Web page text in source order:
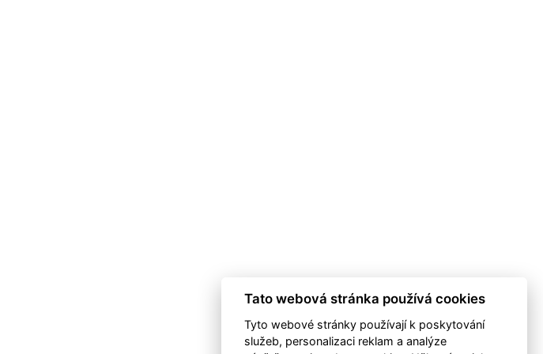
Tato webová stránka používá cookies
Tyto webové stránky používají k poskytování
služeb, personalizaci reklam a analýze